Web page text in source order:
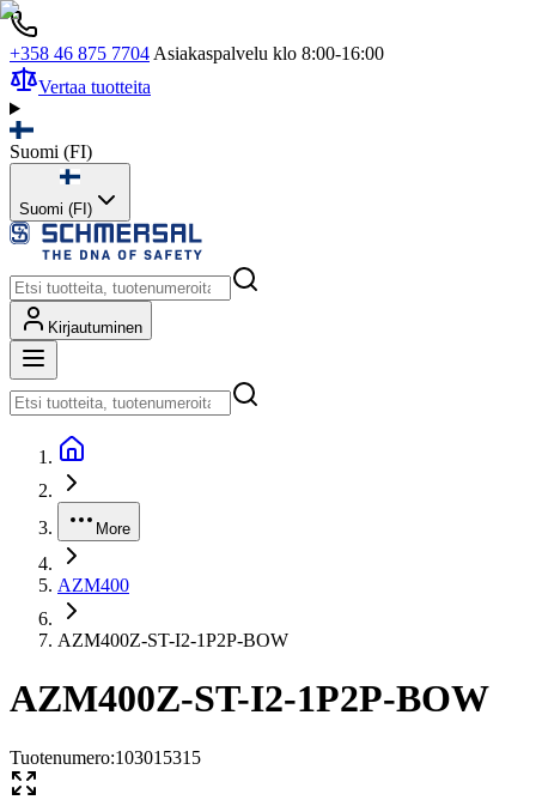
+358 46 875 7704 Asiakaspalvelu klo 8:00-16:00
Vertaa tuotteita
Suomi (FI)
Suomi (FI)
Kirjautuminen
More
AZM400
AZM400Z-ST-I2-1P2P-BOW
AZM400Z-ST-I2-1P2P-BOW
Tuotenumero:103015315